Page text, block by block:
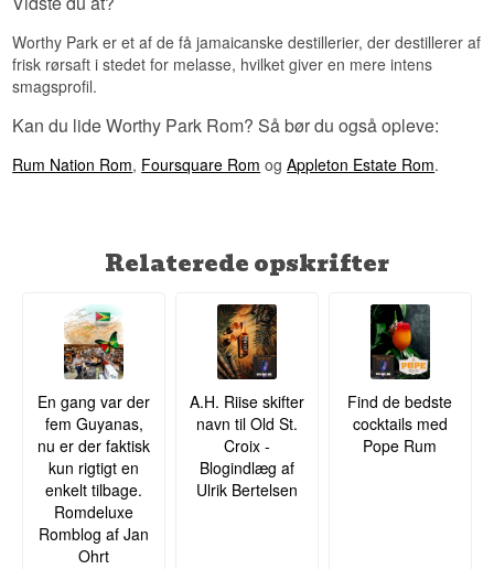
Vidste du at?
Worthy Park lukkede sin destillation i 45 år og
årgang blev destilleret, hvilket gør 2006-
udgivelserne til nogle af de allerførste fra det
genfødte destilleri.
Worthy Park er et af de få jamaicanske destillerier, der destillerer af
frisk rørsaft i stedet for melasse, hvilket giver en mere intens
smagsprofil.
Kan du lide Worthy Park Rom? Så bør du også opleve:
Rum Nation Rom, Foursquare Rom ogAppleton Estate Rom.
Relaterede opskrifter
En gang var der
fem Guyanas,
nu er der faktisk
kun rigtigt en
enkelt tilbage.
Romdeluxe
Romblog af Jan
Ohrt
A.H. Riise skifter
navn til Old St.
Croix -
Blogindlæg af
Ulrik Bertelsen
Find de bedste
cocktails med
Pope Rum